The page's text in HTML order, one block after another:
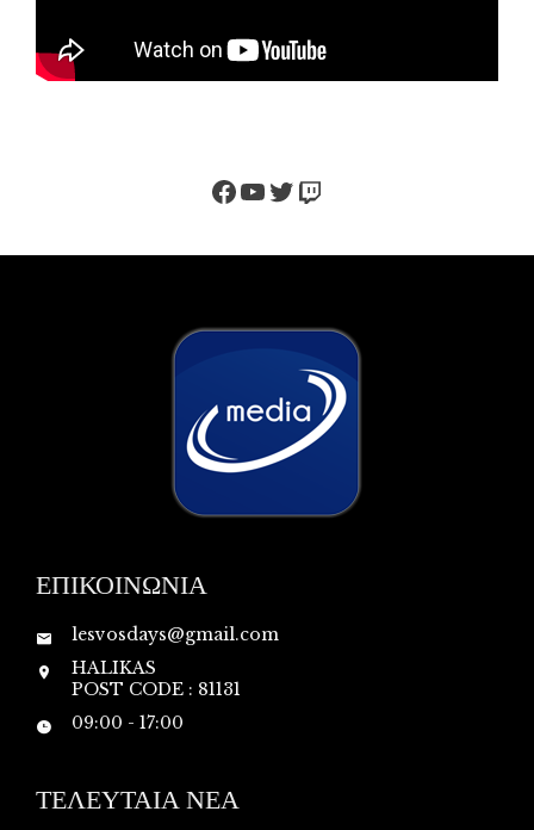
Facebook
YouTube
Twitter
Twitch
ΕΠΙΚΟΙΝΩΝΙΑ
lesvosdays@gmail.com
HALIKAS
POST CODE : 81131
09:00 - 17:00
ΤΕΛΕΥΤΑΙΑ ΝΕΑ